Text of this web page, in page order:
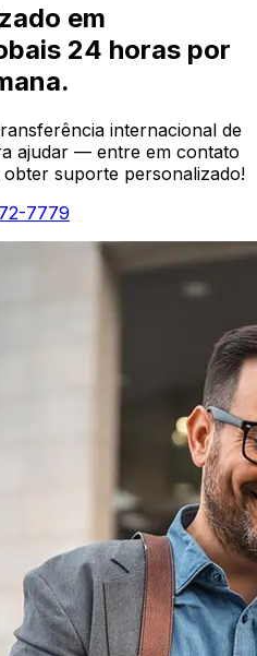
em
24 horas por
internacional de
ajudar — entre em contato
suporte personalizado!
7779